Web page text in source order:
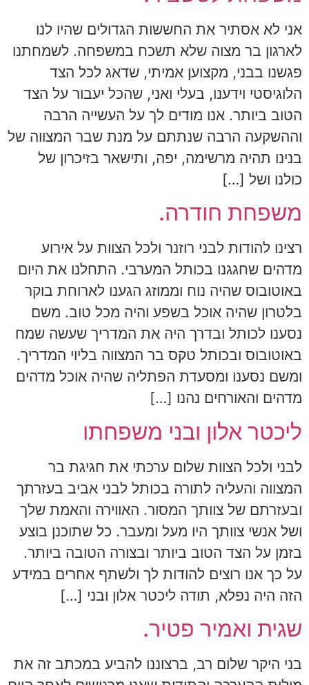
אני לא אסתיר את החששות הגדולים שהיו לנו
לארגון בר מצוה שלא תשכח במשפחה. לשמחתנו
פגשנו בבני, מקצוען אמיתי, שדאג לכל הצד
הלוגיסטי וידענו, בעלי ואני, שהכל יעבור על הצד
הטוב ביותר. אנו מודים לך על העשייה הרבה
וההשקעה הרבה שנתתם על מנת שבר המצווה של
בנינו תהיה מרשימה, יפה, ותישאר בזיכרון של
כולנו ושל […]
משפחת חודרה.
רצינו להודות לבני רוזנר ולכל הצוות על אירוע
מדהים שחגגנו בכותל המערבי. התחלנו את היום
באוטובוס שהיה נוח וממוזג הגענו לארוחת בוקר
בלטרון שהיה אוכל בשפע והיה מכל טוב. משם
נסענו לכותל ובדרך היה את המדריך שעשה שמח
באוטובוס ובכותל טקס בר המצווה בליוי המדריך.
ומשם נסענו ומסעדת הפתליה שהיה אוכל מדהים
מדהים והאורחים נהנו […]
ליכטר אלון ובני משפחתו
לבני ולכל הצוות שלום ערכתי את חגיגת בר
המצווה והעליה לתורה בכותל לבני אביב בעזרתך
ובעזרתם של צוותך המסור. האווירה והאמת שלך
ושל אנשי צוותך היו מעל ומעבר. כל שתוכנן בוצע
בזמן על הצד הטוב ביותר ובצורה הטובה ביותר.
על כך אנו רוצים להודות לך ולשתף אחרים במידע
הזה היה נפלא, תודה ליכטר אלון ובני […]
שגית ואמיר פטיר.
בני היקר שלום רב, ברצוננו להביע במכתב זה את